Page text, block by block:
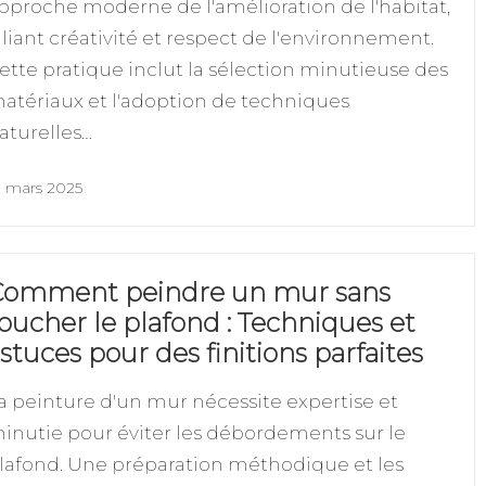
moderne de l'amélioration de l'habitat,
créativité et respect de l'environnement.
pratique inclut la sélection minutieuse des
et l'adoption de techniques
mars 2025
peindre un mur sans
le plafond : Techniques et
pour des finitions parfaites
peinture d'un mur nécessite expertise et
pour éviter les débordements sur le
Une préparation méthodique et les